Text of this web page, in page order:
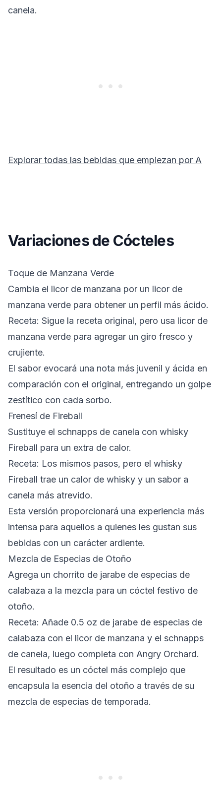
canela.
Explorar todas las bebidas que empiezan por A
Variaciones de Cócteles
Toque de Manzana Verde
Cambia el licor de manzana por un licor de
manzana verde para obtener un perfil más ácido.
Receta: Sigue la receta original, pero usa licor de
manzana verde para agregar un giro fresco y
crujiente.
El sabor evocará una nota más juvenil y ácida en
comparación con el original, entregando un golpe
zestítico con cada sorbo.
Frenesí de Fireball
Sustituye el schnapps de canela con whisky
Fireball para un extra de calor.
Receta: Los mismos pasos, pero el whisky
Fireball trae un calor de whisky y un sabor a
canela más atrevido.
Esta versión proporcionará una experiencia más
intensa para aquellos a quienes les gustan sus
bebidas con un carácter ardiente.
Mezcla de Especias de Otoño
Agrega un chorrito de jarabe de especias de
calabaza a la mezcla para un cóctel festivo de
otoño.
Receta: Añade 0.5 oz de jarabe de especias de
calabaza con el licor de manzana y el schnapps
de canela, luego completa con Angry Orchard.
El resultado es un cóctel más complejo que
encapsula la esencia del otoño a través de su
mezcla de especias de temporada.